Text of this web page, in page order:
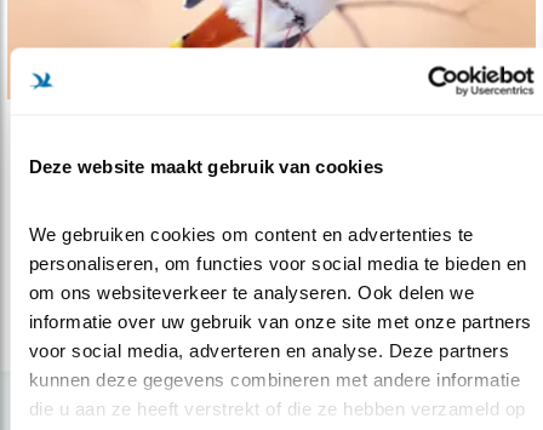
Deze website maakt gebruik van cookies
We gebruiken cookies om content en advertenties te
personaliseren, om functies voor social media te bieden en
om ons websiteverkeer te analyseren. Ook delen we
informatie over uw gebruik van onze site met onze partners
voor social media, adverteren en analyse. Deze partners
kunnen deze gegevens combineren met andere informatie
die u aan ze heeft verstrekt of die ze hebben verzameld op
Van vliegenvangers naar besseneters
14.11.16Het is nog niet veel mensen met een beetje
interesse voor vogels ontgaan: e..
lees meer